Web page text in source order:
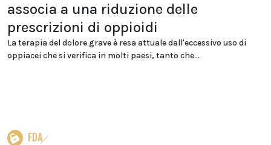
associa a una riduzione delle
prescrizioni di oppioidi
La terapia del dolore grave è resa attuale dall'eccessivo uso di
oppiacei che si verifica in molti paesi, tanto che...
FDA